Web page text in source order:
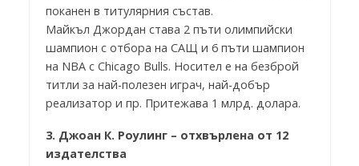
поканен в титулярния състав.
Майкъл Джордан става 2 пъти олимпийски
шампион с отбора на САЩ и 6 пъти шампион
на NBA с Chicago Bulls. Носител е на безброй
титли за най-полезен играч, най-добър
реализатор и пр. Притежава 1 млрд. долара.
3. Джоан К. Роулинг – отхвърлена от 12
издателства